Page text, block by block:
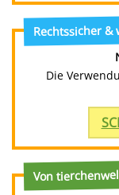
Rechtssicher &
Die
Von